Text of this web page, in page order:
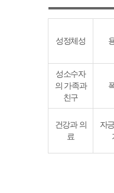
성정체성
성소수자
의 가족과
친구
건강과 의
료
자